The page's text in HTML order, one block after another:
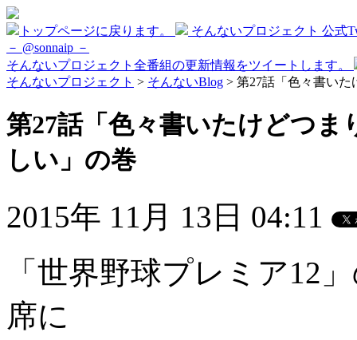
トップページに戻ります。
そんないプロジェクト 公式
－ @sonnaip －
そんないプロジェクト全番組の更新情報をツイートします。
そんないプロジェクト > そんないBlog > 第27話「色々書い
第27話「色々書いたけどつ
しい」の巻
2015年 11月 13日 04:11
「世界野球プレミア12
席に